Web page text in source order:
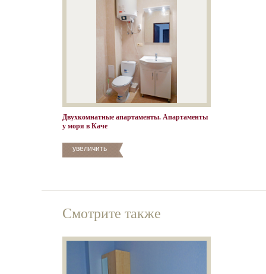
Двухкомнатные апартаменты. Апартаменты
у моря в Каче
увеличить
Смотрите также